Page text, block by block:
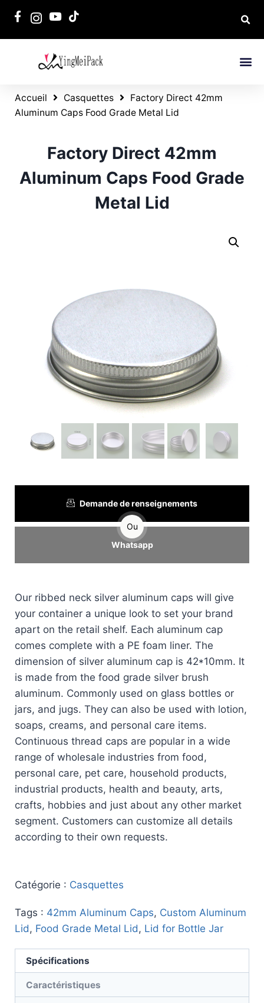
Accueil Casquettes
Factory Direct 42mm
Aluminum Caps Food Grade Metal Lid
Factory Direct 42mm
Aluminum Caps Food Grade
Metal Lid
Demande de renseignements
Ou
Whatsapp
Our ribbed neck silver aluminum caps will give
your container a unique look to set your brand
apart on the retail shelf. Each aluminum cap
comes complete with a PE foam liner. The
dimension of silver aluminum cap is 42*10mm. It
is made from the food grade silver brush
aluminum. Commonly used on glass bottles or
jars, and jugs. They can also be used with lotion,
soaps, creams, and personal care items.
Continuous thread caps are popular in a wide
range of wholesale industries from food,
personal care, pet care, household products,
industrial products, health and beauty, arts,
crafts, hobbies and just about any other market
segment. Customers can customize all details
according to their own requests.
Catégorie : Casquettes
Tags : 42mm Aluminum Caps, Custom Aluminum
Lid , Food Grade Metal Lid , Lid for Bottle Jar
Spécifications
Caractéristiques